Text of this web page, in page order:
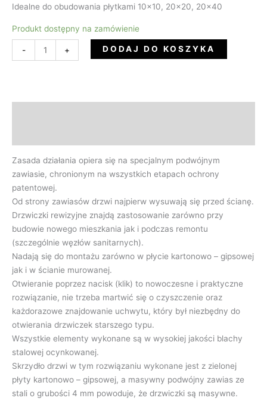
Idealne do obudowania płytkami 10×10, 20×20, 20×40
Produkt dostępny na zamówienie
- + DODAJ DO KOSZYKA
Zasada działania opiera się na specjalnym podwójnym
zawiasie, chronionym na wszystkich etapach ochrony
patentowej.
Od strony zawiasów drzwi najpierw wysuwają się przed ścianę.
Drzwiczki rewizyjne znajdą zastosowanie zarówno przy
budowie nowego mieszkania jak i podczas remontu
(szczególnie węzłów sanitarnych).
Nadają się do montażu zarówno w płycie kartonowo – gipsowej
jak i w ścianie murowanej.
Otwieranie poprzez nacisk (klik) to nowoczesne i praktyczne
rozwiązanie, nie trzeba martwić się o czyszczenie oraz
każdorazowe znajdowanie uchwytu, który był niezbędny do
otwierania drzwiczek starszego typu.
Wszystkie elementy wykonane są w wysokiej jakości blachy
stalowej ocynkowanej.
Skrzydło drzwi w tym rozwiązaniu wykonane jest z zielonej
płyty kartonowo – gipsowej, a masywny podwójny zawias ze
stali o grubości 4 mm powoduje, że drzwiczki są masywne.